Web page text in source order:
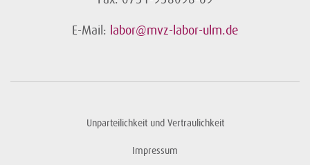
E-Mail: labor@mvz-labor-ulm.de
Unparteilichkeit und Vertraulichkeit
Impressum